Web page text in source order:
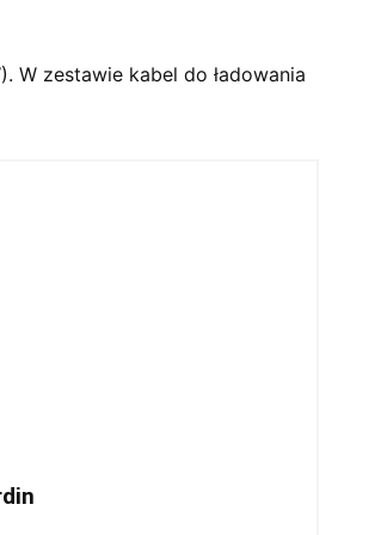
W zestawie kabel do ładowania